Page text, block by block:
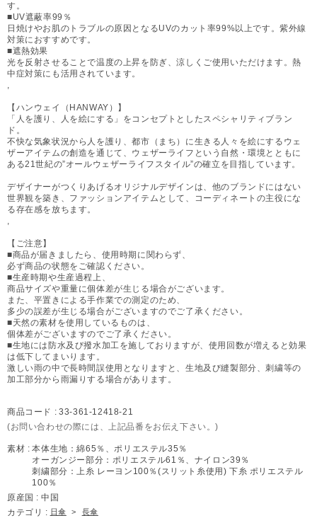
す。
■UV遮蔽率99％
日焼けやお肌のトラブルの原因となるUVのカット率99%以上です。紫外線
対策におすすめです。
■遮熱効果
光を反射させることで温度の上昇を防ぎ、涼しくご使用いただけます。熱
中症対策にも活用されています。
【ハンウェイ（HANWAY）】
「人を護り、人を絵にする」をコンセプトとしたスペシャリティブラン
ド。
不快な気象状況から人を護り、都市（まち）に生きる人々を絵にするウェ
ザーアイテムの創造を通じて、ウェザーライフという自然・環境とともに
ある21世紀の”オールウェザーライフスタイル”の確立を目指しています。
デザイナーがつくりあげるオリジナルデザインは、他のブランドにはない
世界観を築き、ファッションアイテムとして、コーディネートの主役にな
る存在感を放ちます。
【ご注意】
■商品が届きましたら、使用時期に関わらず、
必ず商品の状態をご確認ください。
■生産時期や生産過程上、
商品サイズや重量に個体差が生じる場合がございます。
また、平置きによる手作業での測定のため、
多少の誤差が生じる場合がございますのでご了承ください。
■天然の素材を使用しているものは、
個体差がございますのでご了承ください。
■生地には防水及び撥水加工を施しておりますが、使用回数が増えると効果
は低下してまいります。
激しい雨の中で長時間誤使用となりますと、生地及び縫製部分、刺繍等の
加工部分から雨漏りする場合があります。
商品コード : 33-361-12418-21
(お問い合わせの際には、上記品番をお伝え下さい。)
素材 : 本体生地：綿65％、ポリエステル35％
オーガンジー部分：ポリエステル61％、ナイロン39％
刺繍部分：上糸 レーヨン100％(スリット糸使用) 下糸 ポリエステル
100％
原産国 : 中国
カテゴリ : 日傘 > 長傘